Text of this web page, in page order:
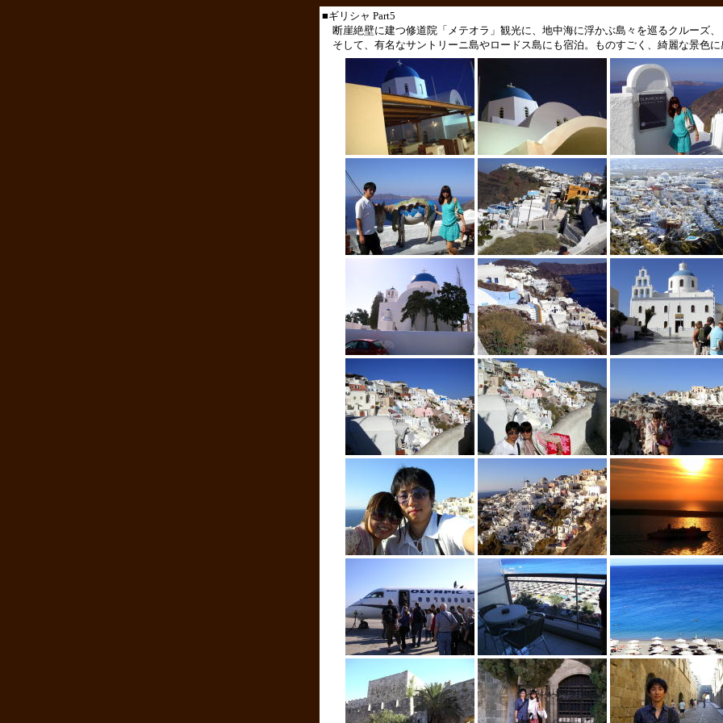
■ギリシャ Part5
断崖絶壁に建つ修道院「メテオラ」観光に、地中海に浮かぶ島々を巡るクルーズ、
そして、有名なサントリーニ島やロードス島にも宿泊。ものすごく、綺麗な景色に